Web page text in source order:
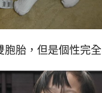
胞胎，但是個性完